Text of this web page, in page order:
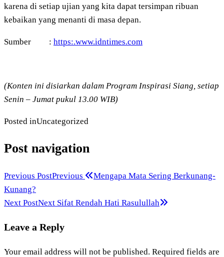
karena di setiap ujian yang kita dapat tersimpan ribuan
kebaikan yang menanti di masa depan.
Sumber : https:.www.idntimes.com
(Konten ini disiarkan dalam Program Inspirasi Siang, setiap
Senin – Jumat pukul 13.00 WIB)
Posted inUncategorized
Post navigation
Previous PostPrevious
Mengapa Mata Sering Berkunang-
Kunang?
Next PostNext Sifat Rendah Hati Rasulullah
Leave a Reply
Your email address will not be published. Required fields are